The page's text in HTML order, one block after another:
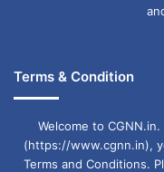
Terms & Condition
Welcome to
(https://www.cgnn.in),
Terms and Conditions.